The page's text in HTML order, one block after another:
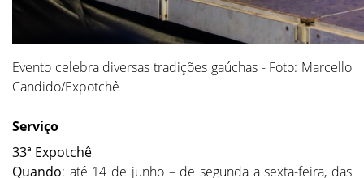
Evento celebra diversas tradições gaúchas - Foto: Marcello
Candido/Expotchê
Serviço
33ª Expotchê
Quando: até 14 de junho – de segunda a sexta-feira, das